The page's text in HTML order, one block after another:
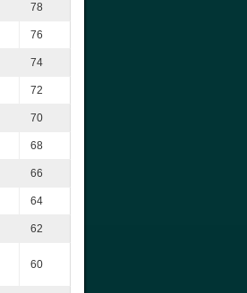
78
76
74
72
70
68
66
64
62
60